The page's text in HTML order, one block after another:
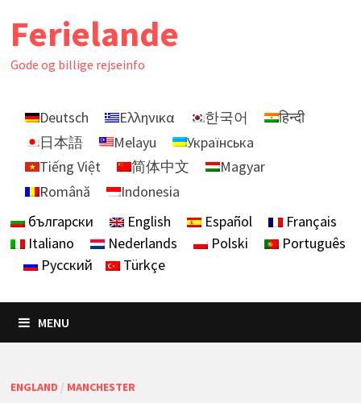
Ferielande
Gode ​​og billige rejseinfo
Deutsch Ελληνικα 한국어
हिन्दी
日本語
Melayu
Українська
Tiếng Việt
简体中文
Magyar
Română
Indonesia
български
English Español
Français
Italiano
Nederlands Polski
Português
Русский
Türkçe
MENU
ENGLAND / MANCHESTER